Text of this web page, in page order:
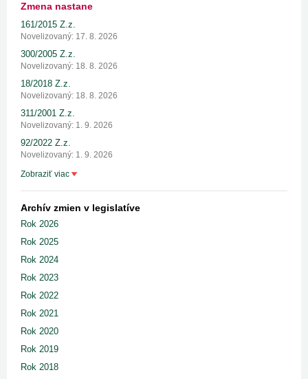
Zmena nastane
161/2015 Z.z.
Novelizovaný: 17. 8. 2026
300/2005 Z.z.
Novelizovaný: 18. 8. 2026
18/2018 Z.z.
Novelizovaný: 18. 8. 2026
311/2001 Z.z.
Novelizovaný: 1. 9. 2026
92/2022 Z.z.
Novelizovaný: 1. 9. 2026
Zobraziť viac
Archív zmien v legislatíve
Rok 2026
Rok 2025
Rok 2024
Rok 2023
Rok 2022
Rok 2021
Rok 2020
Rok 2019
Rok 2018